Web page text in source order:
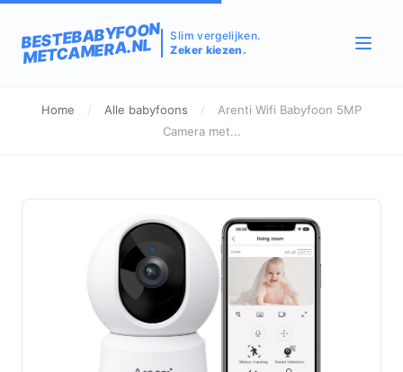
BESTEBABYFOON
METCAMERA.NL
Slim vergelijken.
Zeker kiezen.
Home / Alle babyfoons /
Arenti Wifi Babyfoon 5MP
Camera met...